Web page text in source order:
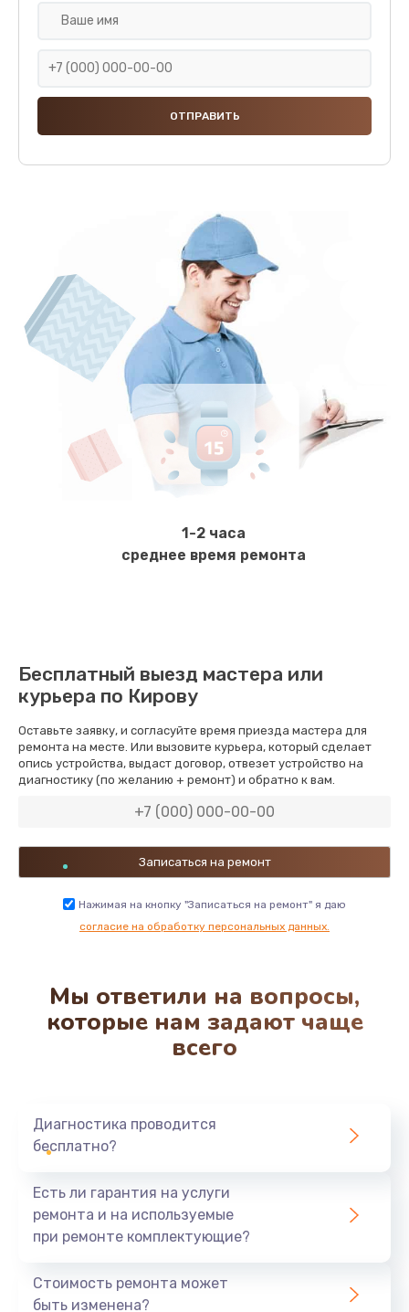
1-2 часа
среднее время ремонта
Бесплатный выезд мастера или
курьера по Кирову
Оставьте заявку, и согласуйте время приезда мастера для
ремонта на месте. Или вызовите курьера, который сделает
опись устройства, выдаст договор, отвезет устройство на
диагностику (по желанию + ремонт) и обратно к вам.
Нажимая на кнопку "Записаться на ремонт" я даю
согласие на обработку персональных данных.
Мы ответили на вопросы,
которые нам задают чаще
всего
Диагностика проводится
бесплатно?
Есть ли гарантия на услуги
ремонта и на используемые
при ремонте комплектующие?
Стоимость ремонта может
быть изменена?